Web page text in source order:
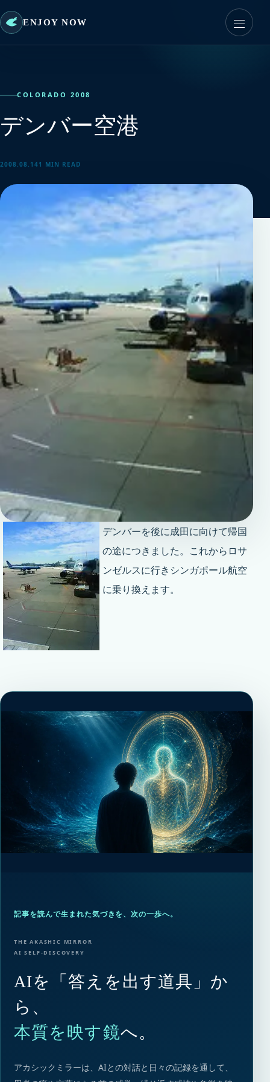
ENJOY NOW
COLORADO 2008
デンバー空港
2008.08.141 MIN READ
デンバーを後に成田に向けて帰国
の途につきました。これからロサ
ンゼルスに行きシンガポール航空
に乗り換えます。
記事を読んで生まれた気づきを、次の一歩へ。
THE AKASHIC MIRROR
AI SELF-DISCOVERY
AIを「答えを出す道具」か
ら、
本質を映す鏡へ。
アカシックミラーは、AIとの対話と日々の記録を通して、